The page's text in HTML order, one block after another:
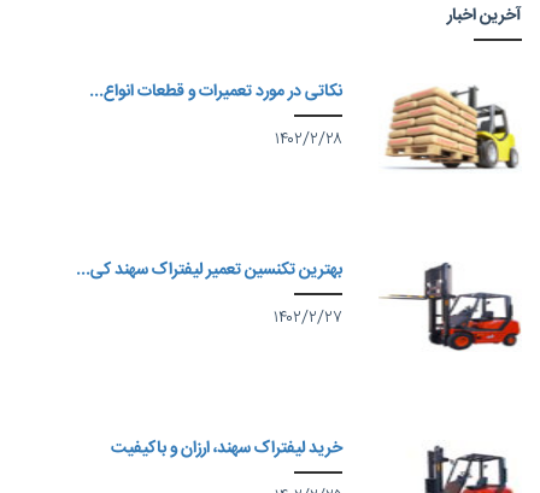
آخرین اخبار
نکاتی در مورد تعمیرات و قطعات انواع...
۱۴۰۲/۲/۲۸
بهترین تکنسین تعمیر لیفتراک سهند کی...
۱۴۰۲/۲/۲۷
خرید لیفتراک سهند، ارزان و باکیفیت